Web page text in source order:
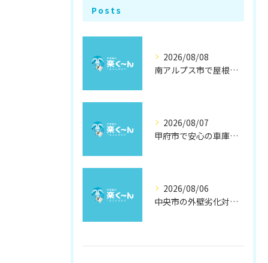
Posts
2026/08/08
南アルプス市で屋根遮熱塗装の効果徹底解説
2026/08/07
甲府市で安心の車庫屋根修理方法
2026/08/06
中央市の外壁劣化対策と補修方法